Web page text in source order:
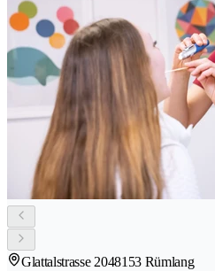
Glattalstrasse 2048153 Rümlang